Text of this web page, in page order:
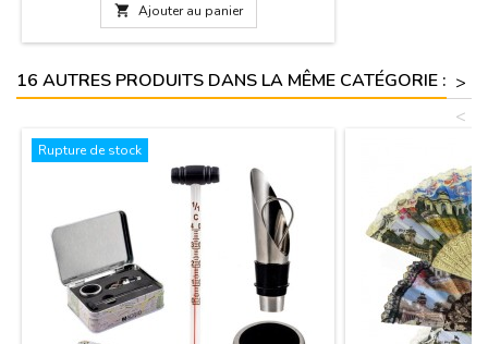
 Ajouter au panier
16 AUTRES PRODUITS DANS LA MÊME CATÉGORIE : >
<
Rupture de stock